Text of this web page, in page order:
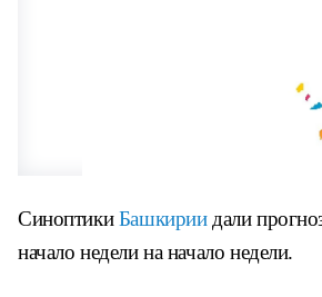
СиноптикиБашкириидали
начало недели на начало недели.